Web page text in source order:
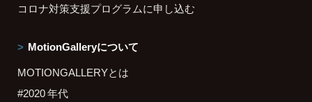
コロナ対策支援プログラムに申し込む
MotionGalleryについて
MOTIONGALLERYとは
#2020 年代